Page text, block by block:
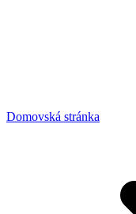
Domovská stránka